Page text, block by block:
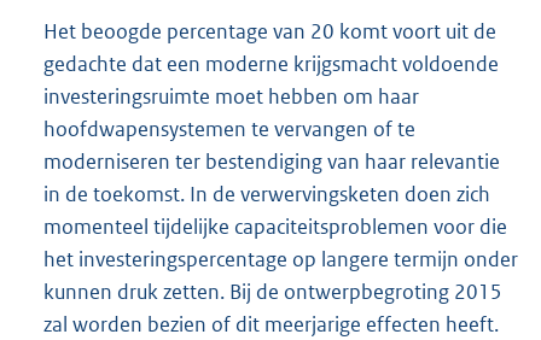
Het beoogde percentage van 20 komt voort uit de
gedachte dat een moderne krijgsmacht voldoende
investeringsruimte moet hebben om haar
hoofdwapensystemen te vervangen of te
moderniseren ter bestendiging van haar relevantie
in de toekomst. In de verwervingsketen doen zich
momenteel tijdelijke capaciteitsproblemen voor die
het investeringspercentage op langere termijn onder
kunnen druk zetten. Bij de ontwerpbegroting 2015
zal worden bezien of dit meerjarige effecten heeft.